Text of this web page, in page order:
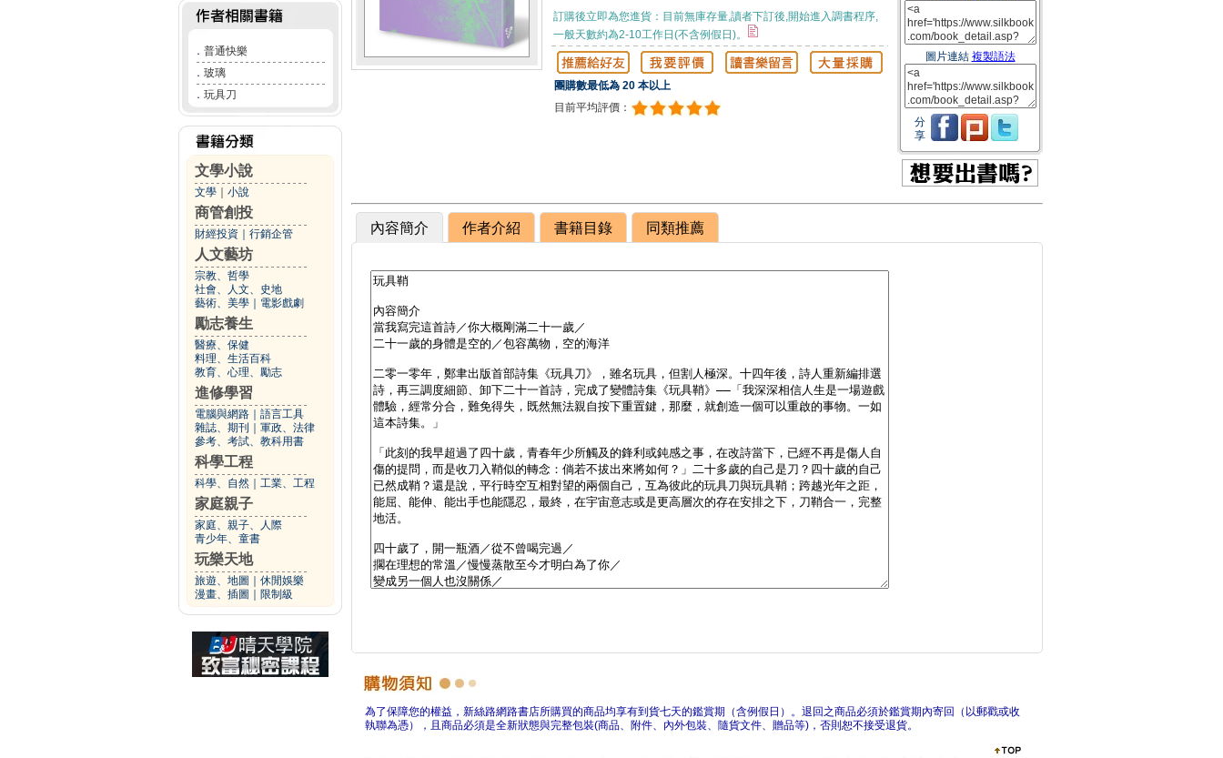
． 普通快樂
． 玻璃
． 玩具刀
文學小說
文學 小說
商管創投
財經投資 行銷企管
人文藝坊
宗教、哲學
社會、人文、史地
藝術、美學
電影戲劇
勵志養生
醫療、保健
料理、生活百科
教育、心理、勵志
進修學習
電腦與網路
語言工具
雜誌、期刊
軍政、法律
參考、考試、教科用書
科學工程
科學、自然 工業、工程
家庭親子
家庭、親子、人際
青少年、童書
玩樂天地
旅遊、地圖
休閒娛樂
漫畫、插圖
限制級
訂購後立即為您進貨：目前無庫存量,讀者下訂後,開始進入調書程序,
一般天數約為2-10工作日(不含例假日)。
團購數最低為 20 本以上
目前平均評價：
圖片連結 複製語法
分
享
內容簡介 作者介紹 書籍目錄 同類推薦
為了保障您的權益，新絲路網路書店所購買的商品均享有到貨七天的鑑賞期（含例假日）。退回之商品必須於鑑賞期內寄回（以郵戳或收
執聯為憑），且商品必須是全新狀態與完整包裝(商品、附件、內外包裝、隨貨文件、贈品等)，否則恕不接受退貨。